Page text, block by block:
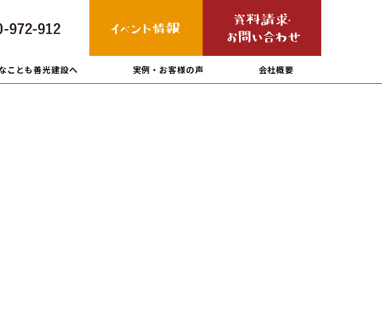
ことも善光建設へ 実例・お客様の声 会社概要